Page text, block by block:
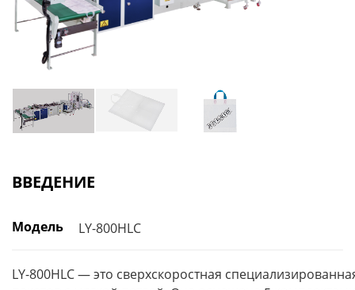
ВВЕДЕНИЕ
Модель LY-800HLC
LY-800HLC — это сверхскоростная